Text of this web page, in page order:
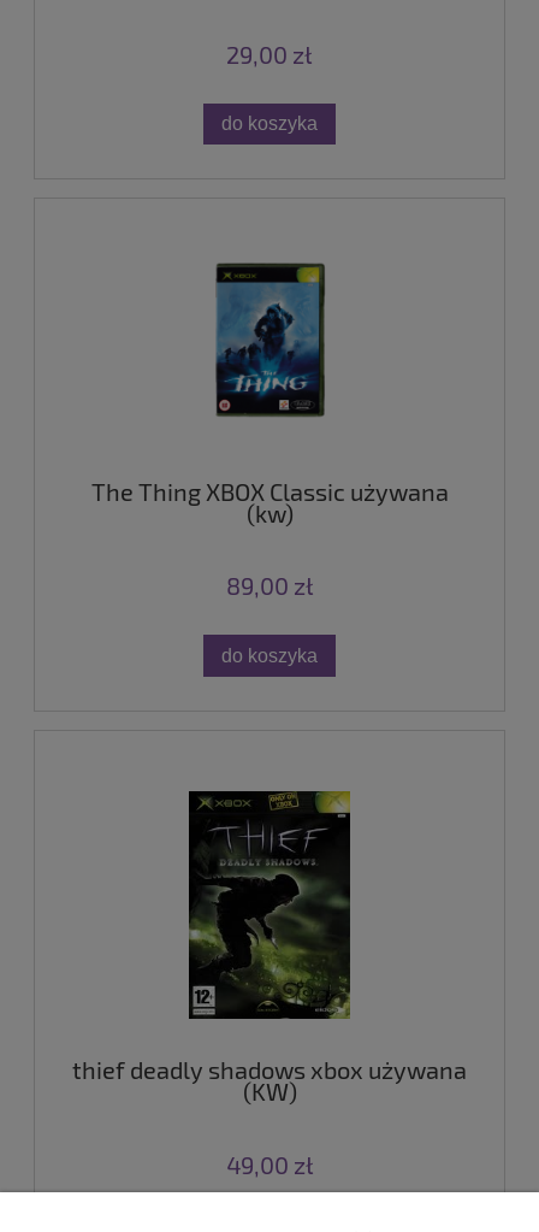
29,00 zł
do koszyka
The Thing XBOX Classic używana
(kw)
89,00 zł
do koszyka
thief deadly shadows xbox używana
(KW)
49,00 zł